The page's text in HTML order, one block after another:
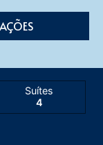
Suítes
4